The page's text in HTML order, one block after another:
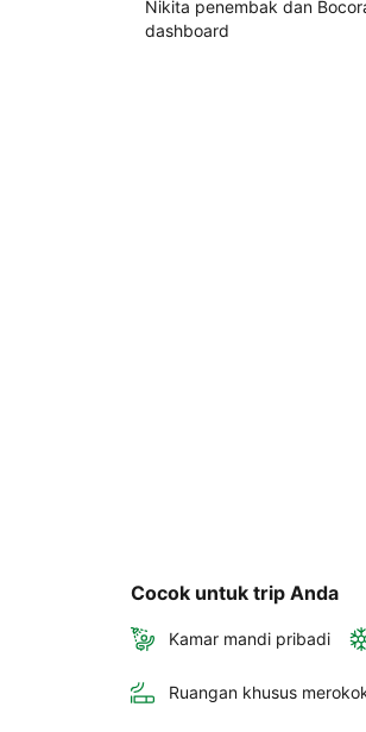
rincian
Cocok untuk trip Anda
Kamar mandi pribadi
Ruangan khusus